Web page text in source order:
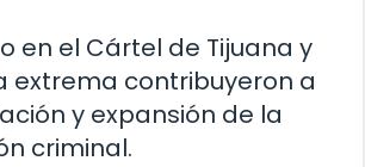
en el Cártel de Tijuana y
extrema contribuyeron a
y expansión de la
criminal.